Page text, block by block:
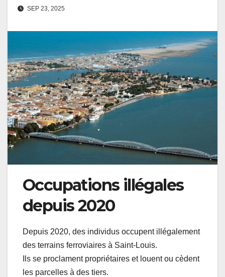
SEP 23, 2025
Occupations illégales
depuis 2020
Depuis 2020, des individus occupent illégalement
des terrains ferroviaires à Saint-Louis.
Ils se proclament propriétaires et louent ou cèdent
les parcelles à des tiers.